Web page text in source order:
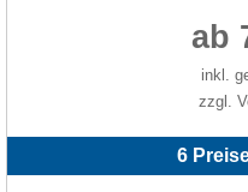
ab
inkl.
zzgl.
6